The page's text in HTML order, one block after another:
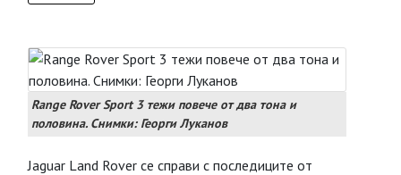
Range Rover Sport 3 тежи повече от два тона и
половина. Снимки: Георги Луканов
Jaguar Land Rover се справи с последиците от